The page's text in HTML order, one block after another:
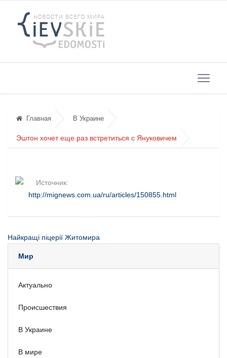
Главная В Украине
Эштон хочет еще раз встретиться с Януковичем
Источник:
http://mignews.com.ua/ru/articles/150855.html
Найкращі піцерії Житомира
Мир
Актуально
Происшествия
В Украине
В мире